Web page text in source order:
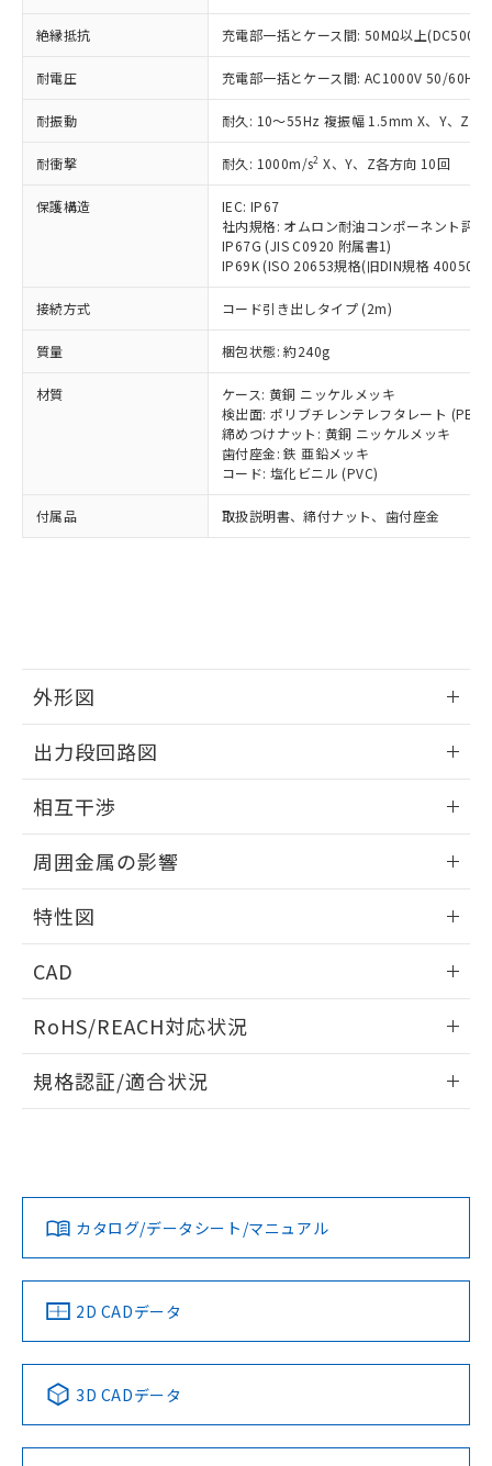
絶縁抵抗 充電部一括とケース間: 50MΩ以上(DC500V
耐電圧 充電部一括とケース間: AC1000V 50/60Hz
耐振動 耐久: 10～55Hz 複振幅 1.5mm X、Y、Z各
耐衝撃 耐久: 1000m/s2 X、Y、Z各方向 10回
保護構造
IEC: IP67
社内規格: オムロン耐油コンポーネント評
IP67G (JIS C0920 附属書1)
IP69K (ISO 20653規格(旧DIN規格 40050
接続方式 コード引き出しタイプ (2m)
質量 梱包状態: 約240g
材質
ケース: 黄銅 ニッケルメッキ
検出面: ポリブチレンテレフタレート (PBT)
締めつけナット: 黄銅 ニッケルメッキ
歯付座金: 鉄 亜鉛メッキ
コード: 塩化ビニル (PVC)
付属品 取扱説明書、締付ナット、歯付座金
外形図
外形図
出力段回路図
出力段回路図
タイムチャート
相互干渉
相互干渉
A: 300mm以上、B: 200mm以上
周囲金属の影響
周囲金属の影響
以上、n: 90mm以上
特性図
検出物体の大きさと材質による影響
CAD
ドすることができます。
ログイン/会員登録
ダウンロードデータをご利用いただく前に、以下を必ずお読
みください。
ソフトウェアの使用条件
RoHS/REACH対応状況
EU RoHS 注意事項・凡例
対応済み
中国 RoHS 注意事項・凡例
Pb Hg Cd Cr(VI)
規格認証/適合状況
LR型式承認
（イギリス
船舶規格）
DNV型式承認
（ノルウェー
BV型式承認
（フランス
KR型式
（韓国
No No No No
この製品の規格認証/適合状況ページへ
その他の認証はこちらのページからご検索ください
カタログ/データシート/マニュアル
2D CADデータ
3D CADデータ
ことをご了承ください。
在庫状況および標準価格照会結果は、
記載している更新日時点での社内デー
タに基づき作成されるものであり、閲
覧された時点での実際の在庫および標
準価格とは異なる場合があることをご
了承ください。
正式な納期状況および標準価格はお客
様のお取引先、またはお客様担当のオ
ムロン制御機器販売店・当社販売員に
ご相談ください。
オムロン制御機器販売店や当社販売拠
販売ネットワーク
」をご確認
在庫状況および標準価格結果を当社の
事前の承諾なく第三者に漏洩または開
示しないようお願いします。
マイパーツ機能（部品リスト作成サー
ビス）をご利用いただくには、I-Web
メンバーズにご登録されている必要が
お客様が当ウェブサイト上で当社にご
登録された部品リストについて、当社
の共同利用に関して"
の「1.共同利
いたものが、含有品と判明した場合などや
むを得ず変更することがあります。
*EU RoHS指令（10物質）：
鉛(Pb) 1000ppm以下、 水銀(Hg) 1000ppm以下、 カド
ミウム(Cd) 100ppm以下、
六価クロム(Cr(Ⅵ)) 1000ppm以下、ポリ臭化ビフェニル
類(PBB) 1000ppm以下、ポリ臭化ジフェニルエーテル類
(PBDE) 1000ppm以下、フタル酸ビス(2-エチルヘキシ
ル) (DEHP)(別名：DOP) 1000ppm以下、フタル酸ブチ
ルベンジル（BBP） 1000ppm以下、フタル酸ジブチル
（DBP） 1000ppm以下、フタル酸ジイソブチル
但し、RoHS指令で産業用監視および制御機器に対する
フタル酸エステル類の４物質については閾値を超える意
部品在庫の切り替え状況などにより、予定
月が前後することがあります。
※3 非含有証明書ダウンロード
※本証明書は発行日時点で非含有を証明す
るもので、過去に遡って非含有を証明する
ものではありません。
また、RoHS指令のフタル酸エステル類４
物質の対応では、対応完了までの期間は出
荷製品に未対応品が混在することから備考
欄に対応日を記載しておりました。
していることから、特段のことがない限
り、2022年1月12日より割愛しておりま
す。
基準値を超えていることを示します。
「－」：未確認です。当社販売部門へお問
い合わせください。
*中国RoHS10物質の基準値 (GB/T26572)：
Pb(鉛) :1000ppm、 Hg(水銀) : 1000ppm、 Cd(カドミウ
Cr(Ⅵ)(六価クロム) : 1000ppm、 PBBs(ポリ臭化ビフェ
ニル類) : 1000ppm、 PBDEs(ポリ臭化ジフェニルエーテ
DBP(フタル酸ジブチル) : 1000ppm、 DIBP(フタル酸ジ
イソブチル) : 1000ppm、 BBP(フタル酸ブチルベンジ
DEHP(フタル酸ビス(2-エチルヘキシル)) : 1000ppm
※2 環境保護使用期限
「ｅ」：有害物質（10物質）のすべてが基
準値以下であることを示します。
「10」：通常の使用状況下において有害物
質が外部に漏えいし、環境に深刻な影響を
及ぼさない年数を意味します。
「－」：未確認です。当社販売部門へお問
い合わせください。
当社は、これら貴社製品のうち、外国
為替および外国貿易法に定める商品
（以下｢規制貨物等」という）を輸出
または国外への提供する場合は、日本
国政府の輸出許可(または役務取引許
可)を取得するなどの必要な手続きを
当社は規制貨物を破棄する場合は、完
全に破砕するなど、違法に輸出されな
いよう必要な手段を講じます。
当社は貴社製品を、核兵器、ミサイ
ル、化学兵器、生物兵器またはその他
武器並びにこれらの製造装置等に一切
使用いたしません。
当社は、貴社製品を第三者に販売する
場合は、上記1、2および3の内容を当
該第三者に通知します。また当社は、
販売先および販売に係わる関係者が違
法に輸出するおそれがある場合は、取
り引きをいたしません。
一定数以上の在庫あり
一定数には満たないが在庫あり
在庫なし(最新の在庫状況につ
いては、お客様のお取引先、ま
たはお客様担当のオムロン制御
機器販売店・当社販売員にご確
認ください)
受注生産機種、また在庫状況の
情報を公開していない機種